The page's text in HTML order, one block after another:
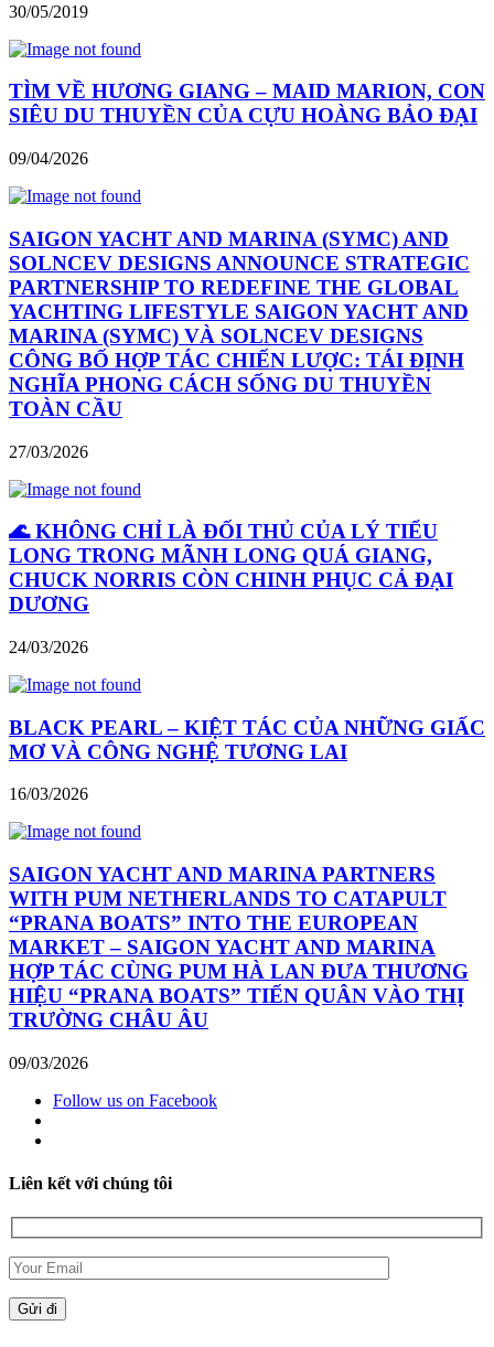
30/05/2019
TÌM VỀ HƯƠNG GIANG – MAID MARION, CON
SIÊU DU THUYỀN CỦA CỰU HOÀNG BẢO ĐẠI
09/04/2026
SAIGON YACHT AND MARINA (SYMC) AND
SOLNCEV DESIGNS ANNOUNCE STRATEGIC
PARTNERSHIP TO REDEFINE THE GLOBAL
YACHTING LIFESTYLE SAIGON YACHT AND
MARINA (SYMC) VÀ SOLNCEV DESIGNS
CÔNG BỐ HỢP TÁC CHIẾN LƯỢC: TÁI ĐỊNH
NGHĨA PHONG CÁCH SỐNG DU THUYỀN
TOÀN CẦU
27/03/2026
🌊 KHÔNG CHỈ LÀ ĐỐI THỦ CỦA LÝ TIỂU
LONG TRONG MÃNH LONG QUÁ GIANG,
CHUCK NORRIS CÒN CHINH PHỤC CẢ ĐẠI
DƯƠNG
24/03/2026
BLACK PEARL – KIỆT TÁC CỦA NHỮNG GIẤC
MƠ VÀ CÔNG NGHỆ TƯƠNG LAI
16/03/2026
SAIGON YACHT AND MARINA PARTNERS
WITH PUM NETHERLANDS TO CATAPULT
“PRANA BOATS” INTO THE EUROPEAN
MARKET – SAIGON YACHT AND MARINA
HỢP TÁC CÙNG PUM HÀ LAN ĐƯA THƯƠNG
HIỆU “PRANA BOATS” TIẾN QUÂN VÀO THỊ
TRƯỜNG CHÂU ÂU
09/03/2026
Follow us on Facebook
Liên kết với chúng tôi